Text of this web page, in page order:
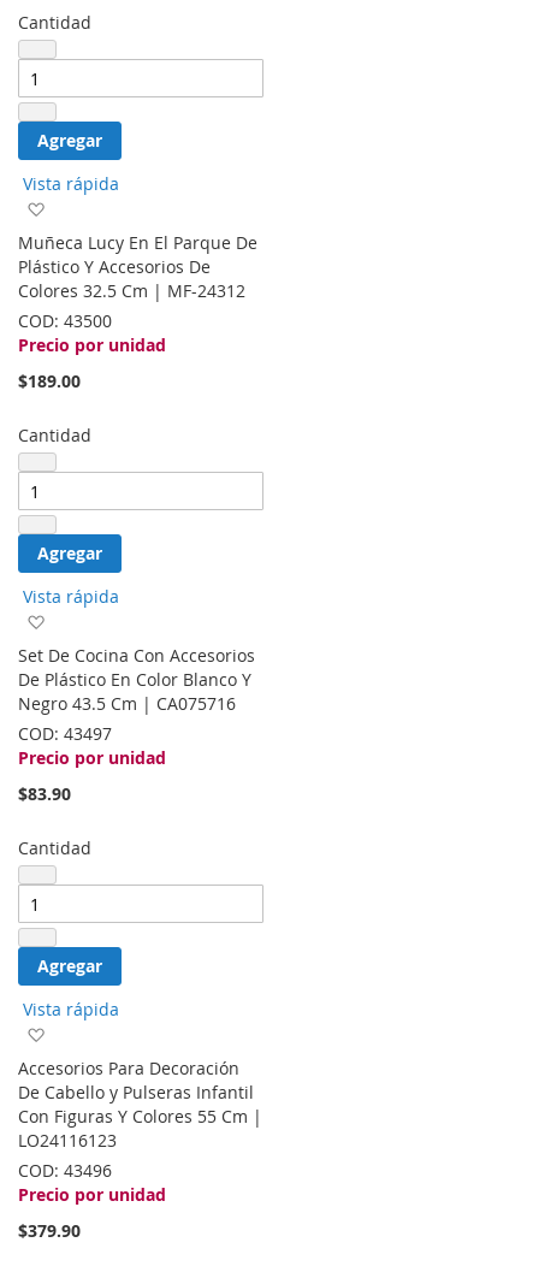
Cantidad
Agregar
Vista rápida
la
lista
de
deseos
Muñeca Lucy En El Parque De
Plástico Y Accesorios De
Colores 32.5 Cm | MF-24312
COD: 43500
Precio por unidad
$189.00
Cantidad
Agregar
Vista rápida
la
lista
de
deseos
Set De Cocina Con Accesorios
De Plástico En Color Blanco Y
Negro 43.5 Cm | CA075716
COD: 43497
Precio por unidad
$83.90
Cantidad
Agregar
Vista rápida
la
lista
de
deseos
Accesorios Para Decoración
De Cabello y Pulseras Infantil
Con Figuras Y Colores 55 Cm |
LO24116123
COD: 43496
Precio por unidad
$379.90